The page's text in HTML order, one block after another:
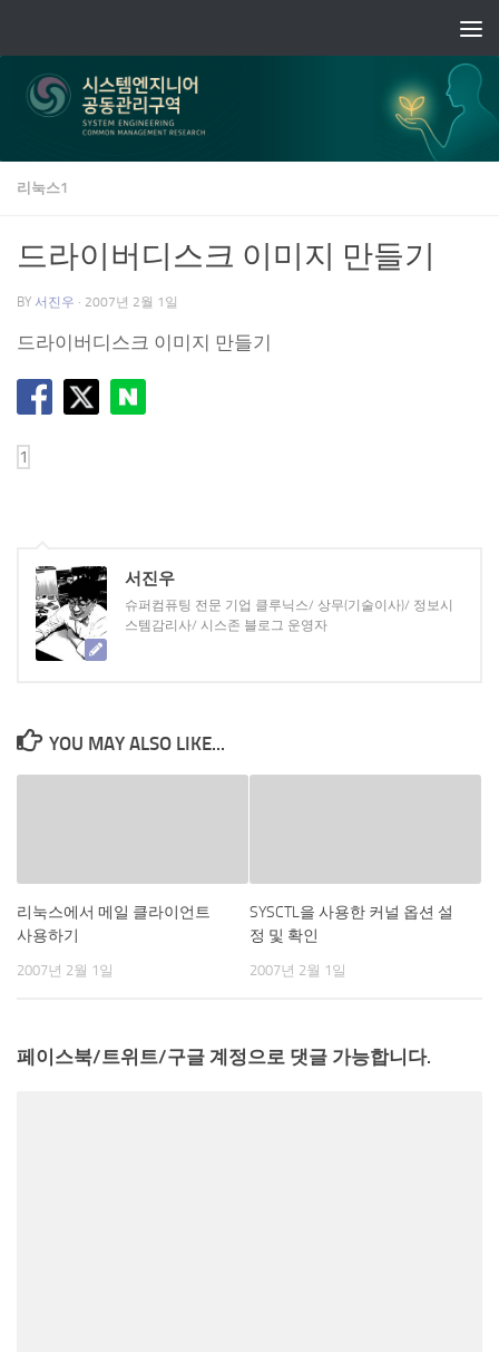
리눅스1
드라이버디스크 이미지 만들기
BY 서진우 · 2007년 2월 1일
드라이버디스크 이미지 만들기
서진우
슈퍼컴퓨팅 전문 기업 클루닉스/ 상무(기술이사)/ 정보시
스템감리사/ 시스존 블로그 운영자
YOU MAY ALSO LIKE...
리눅스에서 메일 클라이언트
사용하기
2007년 2월 1일
SYSCTL을 사용한 커널 옵션 설
정 및 확인
2007년 2월 1일
페이스북/트위트/구글 계정으로 댓글 가능합니다.